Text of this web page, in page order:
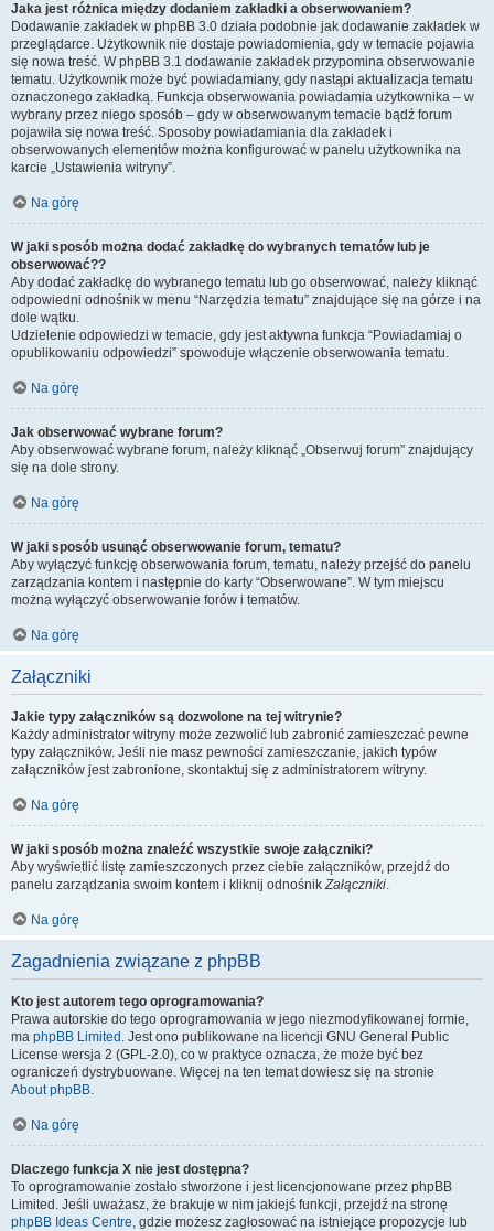
Jaka jest różnica między dodaniem zakładki a obserwowaniem?
Dodawanie zakładek w phpBB 3.0 działa podobnie jak dodawanie zakładek w
przeglądarce. Użytkownik nie dostaje powiadomienia, gdy w temacie pojawia
się nowa treść. W phpBB 3.1 dodawanie zakładek przypomina obserwowanie
tematu. Użytkownik może być powiadamiany, gdy nastąpi aktualizacja tematu
oznaczonego zakładką. Funkcja obserwowania powiadamia użytkownika – w
wybrany przez niego sposób – gdy w obserwowanym temacie bądź forum
pojawiła się nowa treść. Sposoby powiadamiania dla zakładek i
obserwowanych elementów można konfigurować w panelu użytkownika na
karcie „Ustawienia witryny”.
Na górę
W jaki sposób można dodać zakładkę do wybranych tematów lub je
obserwować??
Aby dodać zakładkę do wybranego tematu lub go obserwować, należy kliknąć
odpowiedni odnośnik w menu “Narzędzia tematu” znajdujące się na górze i na
dole wątku.
Udzielenie odpowiedzi w temacie, gdy jest aktywna funkcja “Powiadamiaj o
opublikowaniu odpowiedzi” spowoduje włączenie obserwowania tematu.
Na górę
Jak obserwować wybrane forum?
Aby obserwować wybrane forum, należy kliknąć „Obserwuj forum” znajdujący
się na dole strony.
Na górę
W jaki sposób usunąć obserwowanie forum, tematu?
Aby wyłączyć funkcję obserwowania forum, tematu, należy przejść do panelu
zarządzania kontem i następnie do karty “Obserwowane”. W tym miejscu
można wyłączyć obserwowanie forów i tematów.
Na górę
Załączniki
Jakie typy załączników są dozwolone na tej witrynie?
Każdy administrator witryny może zezwolić lub zabronić zamieszczać pewne
typy załączników. Jeśli nie masz pewności zamieszczanie, jakich typów
załączników jest zabronione, skontaktuj się z administratorem witryny.
Na górę
W jaki sposób można znaleźć wszystkie swoje załączniki?
Aby wyświetlić listę zamieszczonych przez ciebie załączników, przejdź do
panelu zarządzania swoim kontem i kliknij odnośnikZałączniki.
Na górę
Zagadnienia związane z phpBB
Kto jest autorem tego oprogramowania?
Prawa autorskie do tego oprogramowania w jego niezmodyfikowanej formie,
ma phpBB Limited . Jest ono publikowane na licencji GNU General Public
License wersja 2 (GPL-2.0), co w praktyce oznacza, że może być bez
ograniczeń dystrybuowane. Więcej na ten temat dowiesz się na stronie
About phpBB.
Na górę
Dlaczego funkcja X nie jest dostępna?
To oprogramowanie zostało stworzone i jest licencjonowane przez phpBB
Limited. Jeśli uważasz, że brakuje w nim jakiejś funkcji, przejdź na stronę
phpBB Ideas Centre, gdzie możesz zagłosować na istniejące propozycje lub